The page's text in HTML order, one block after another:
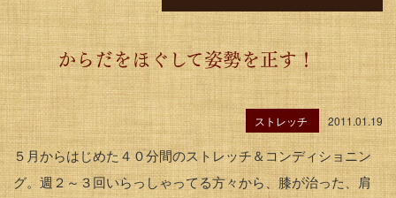
からだをほぐして姿勢を正す！
ストレッチ 2011.01.19
５月からはじめた４０分間のストレッチ＆コンディショニン
グ。週２～３回いらっしゃってる方々から、膝が治った、肩